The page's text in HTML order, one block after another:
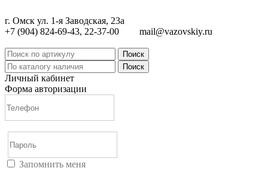
г. Омск ул. 1-я Заводская, 23а
+7 (904) 824-69-43, 22-37-00
mail@vazovskiy.ru
Поиск
Поиск
Личный кабинет
Форма авторизации
Запомнить меня